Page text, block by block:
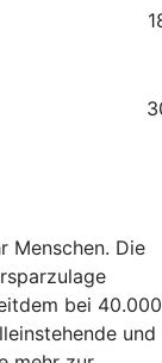
Menschen. Die
bei 40.000
und